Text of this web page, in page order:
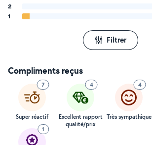
2
1
Filtrer
Compliments reçus
7
Super réactif
4
Excellent rapport
qualité/prix
4
Très sympathique
1